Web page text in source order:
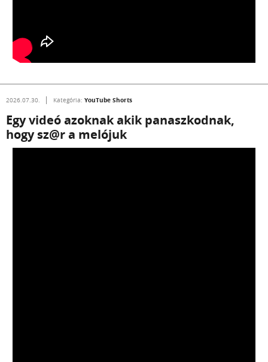
2026.07.30. Kategória: YouTube Shorts
Egy videó azoknak akik panaszkodnak,
hogy sz@r a melójuk